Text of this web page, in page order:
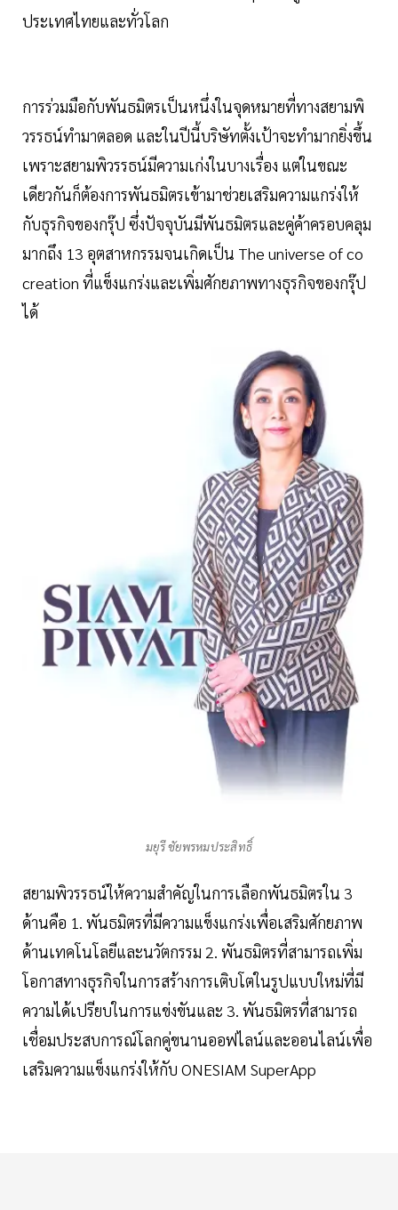
ประเทศไทยและทั่วโลก
การร่วมมือกับพันธมิตรเป็นหนึ่งในจุดหมายที่ทางสยามพิ
วรรธน์ทำมาตลอด และในปีนี้บริษัทตั้งเป้าจะทำมากยิ่งขึ้น
เพราะสยามพิวรรธน์มีความเก่งในบางเรื่อง แต่ในขณะ
เดียวกันก็ต้องการพันธมิตรเข้ามาช่วยเสริมความแกร่งให้
กับธุรกิจของกรุ๊ป ซึ่งปัจจุบันมีพันธมิตรและคู่ค้าครอบคลุม
มากถึง 13 อุตสาหกรรมจนเกิดเป็น The universe of co
creation ที่แข็งแกร่งและเพิ่มศักยภาพทางธุรกิจของกรุ๊ป
ได้
มยุรี ชัยพรหมประสิทธิ์
สยามพิวรรธน์ให้ความสำคัญในการเลือกพันธมิตรใน 3
ด้านคือ 1. พันธมิตรที่มีความแข็งแกร่งเพื่อเสริมศักยภาพ
ด้านเทคโนโลยีและนวัตกรรม 2. พันธมิตรที่สามารถเพิ่ม
โอกาสทางธุรกิจในการสร้างการเติบโตในรูปแบบใหม่ที่มี
ความได้เปรียบในการแข่งขันและ 3. พันธมิตรที่สามารถ
เชื่อมประสบการณ์โลกคู่ขนานออฟไลน์และออนไลน์เพื่อ
เสริมความแข็งแกร่งให้กับ ONESIAM SuperApp